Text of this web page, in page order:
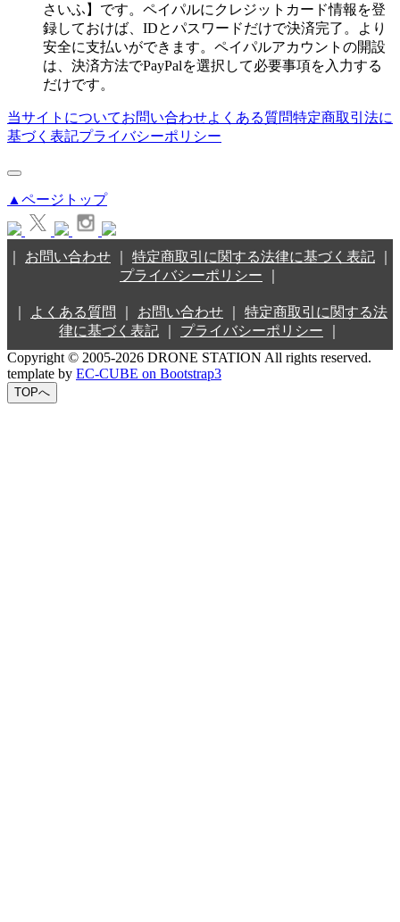
さいふ】です。ペイパルにクレジットカード情報を登
録しておけば、IDとパスワードだけで決済完了。より
安全に支払いができます。ペイパルアカウントの開設
は、決済方法でPayPalを選択して必要事項を入力する
だけです。
当サイトについてお問い合わせよくある質問特定商取引法に
基づく表記プライバシーポリシー
▲ページトップ
お問い合わせ 特定商取引に関する法律に基づく表記
プライバシーポリシー
よくある質問 お問い合わせ
特定商取引に関する法
律に基づく表記
プライバシーポリシー
Copyright © 2005-2026 DRONE STATION All rights reserved.
template by EC-CUBE on Bootstrap3
TOPへ